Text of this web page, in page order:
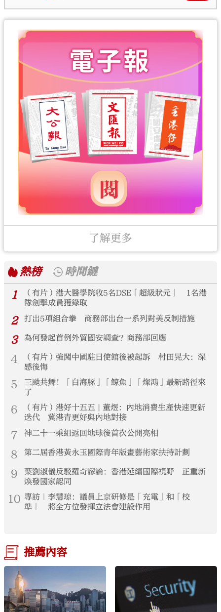
了解更多
熱榜
時間鏈
1
（有片）港大醫學院收5名DSE「超級狀元」 1名港
隊劍擊成員獲錄取
2 打出5項組合拳 商務部出台一系列對美反制措施
3 為何發起首例外貿國安調查？商務部回應
4
（有片）強闖中國駐日使館後被起訴 村田晃大：深
感後悔
5
三颱共舞！「白海豚」「鯨魚」「燦鴻」最新路徑來
了
6
（有片）港好十五五 | 董煜：內地消費生產快速更新
迭代 冀港青更好與內地對接
7 神二十一乘組返回地球後首次公開亮相
8 第二屆香港黃永玉國際青年版畫藝術家扶持計劃
9
葉劉淑儀反駁羅奇謬論：香港延續國際視野 正重新
煥發國家認同
10 專訪｜李慧琼：議員上京研修是「充電」和「校
準」 將全方位發揮立法會建設作用
推薦內容